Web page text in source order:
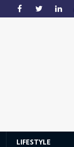
LIFESTYLE